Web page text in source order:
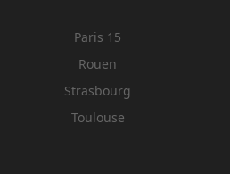
Paris 15
Rouen
Strasbourg
Toulouse